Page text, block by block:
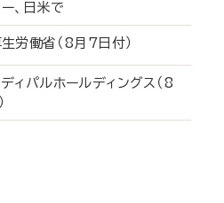
、日米で
生労働省（8月7日付）
ディパルホールディングス（8